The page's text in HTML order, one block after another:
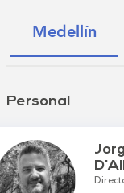
Medellín
Personal